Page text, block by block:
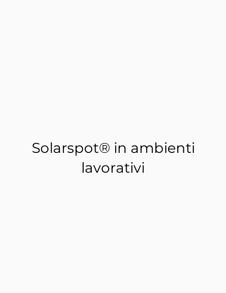
Solarspot® in ambienti
lavorativi